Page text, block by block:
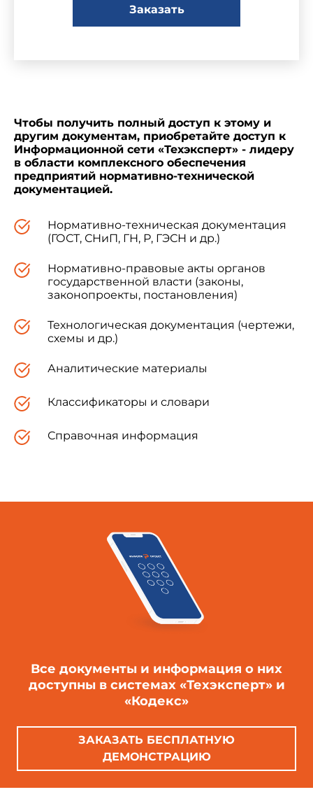
Заказать
Чтобы получить полный доступ к этому и
другим документам, приобретайте доступ к
Информационной сети «Техэксперт» - лидеру
в области комплексного обеспечения
предприятий нормативно-технической
документацией.
Нормативно-техническая документация
(ГОСТ, СНиП, ГН, Р, ГЭСН и др.)
Нормативно-правовые акты органов
государственной власти (законы,
законопроекты, постановления)
Технологическая документация (чертежи,
схемы и др.)
Аналитические материалы
Классификаторы и словари
Справочная информация
Все документы и информация о них
доступны в системах «Техэксперт» и
«Кодекс»
ЗАКАЗАТЬ БЕСПЛАТНУЮ
ДЕМОНСТРАЦИЮ